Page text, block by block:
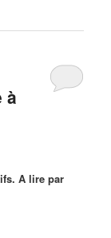
à
A lire par